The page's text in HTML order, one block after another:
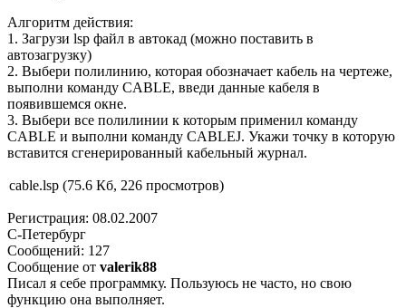
Алгоритм действия:
1. Загрузи lsp файл в автокад (можно поставить в
автозагрузку)
2. Выбери полилинию, которая обозначает кабель на чертеже,
выполни команду CABLE, введи данные кабеля в
появившемся окне.
3. Выбери все полилинии к которым применил команду
CABLE и выполни команду CABLEJ. Укажи точку в которую
вставится сгенерированный кабельный журнал.
cable.lsp (75.6 Кб, 226 просмотров)
Регистрация: 08.02.2007
С-Петербург
Сообщений: 127
Сообщение от valerik88
Писал я себе программку. Пользуюсь не часто, но свою
функцию она выполняет.